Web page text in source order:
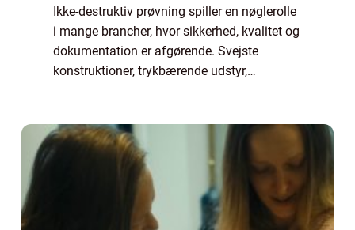
Ikke-destruktiv prøvning spiller en nøglerolle
i mange brancher, hvor sikkerhed, kvalitet og
dokumentation er afgørende. Svejste
konstruktioner, trykbærende udstyr,
mat...